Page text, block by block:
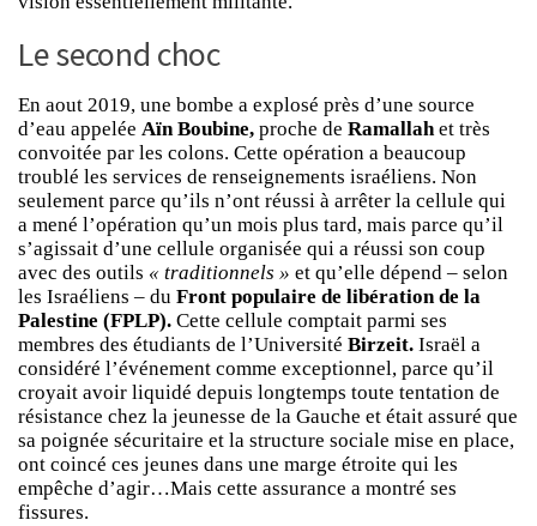
Le second choc
En aout 2019, une bombe a explosé près d’une source
d’eau appelée Aïn Boubine, proche de Ramallahet très
convoitée par les colons. Cette opération a beaucoup
troublé les services de renseignements israéliens. Non
seulement parce qu’ils n’ont réussi à arrêter la cellule qui
a mené l’opération qu’un mois plus tard, mais parce qu’il
s’agissait d’une cellule organisée qui a réussi son coup
avec des outils « traditionnels » et qu’elle dépend – selon
les Israéliens – du Front populaire de libération de la
Palestine (FPLP). Cette cellule comptait parmi ses
membres des étudiants de l’Université Birzeit. Israël a
considéré l’événement comme exceptionnel, parce qu’il
croyait avoir liquidé depuis longtemps toute tentation de
résistance chez la jeunesse de la Gauche et était assuré que
sa poignée sécuritaire et la structure sociale mise en place,
ont coincé ces jeunes dans une marge étroite qui les
empêche d’agir…Mais cette assurance a montré ses
fissures.